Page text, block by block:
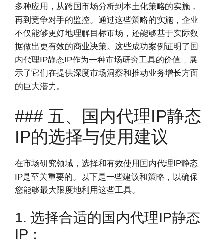
多种应用，从跨国市场分析到本土化策略的实施，
再到竞争对手的监控。通过这些策略的实施，企业
不仅能够更好地理解目标市场，还能够基于实际数
据做出更有效的商业决策。这些成功案例证明了国
内代理IP静态IP作为一种市场研究工具的价值，展
示了它们在提供深度市场洞察和推动业务增长方面
的巨大潜力。
### 五、国内代理IP静态
IP的选择与使用建议
在市场研究领域，选择和有效使用国内代理IP静态
IP是至关重要的。以下是一些建议和策略，以确保
您能够最大限度地利用这些工具。
1. 选择合适的国内代理IP静态
IP：